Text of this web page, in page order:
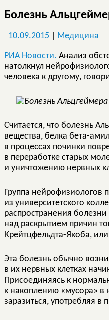
Болезнь
10.09.2015 Медицина
РИА Новости. Анализ
натолкнул
человека к другому,
Считается, что болезнь
вещества, белка бета-
в процессах починки
в переработке старых
и уничтожению нервных
Группа нейрофизиологов
из университетского
распространения
над раскрытием причин
Крейтцфельдта-Якоба,
Эта болезнь обычно
в их нервных клетках
Присоединяясь к
к накоплению «мусора»
заразиться, употребляя